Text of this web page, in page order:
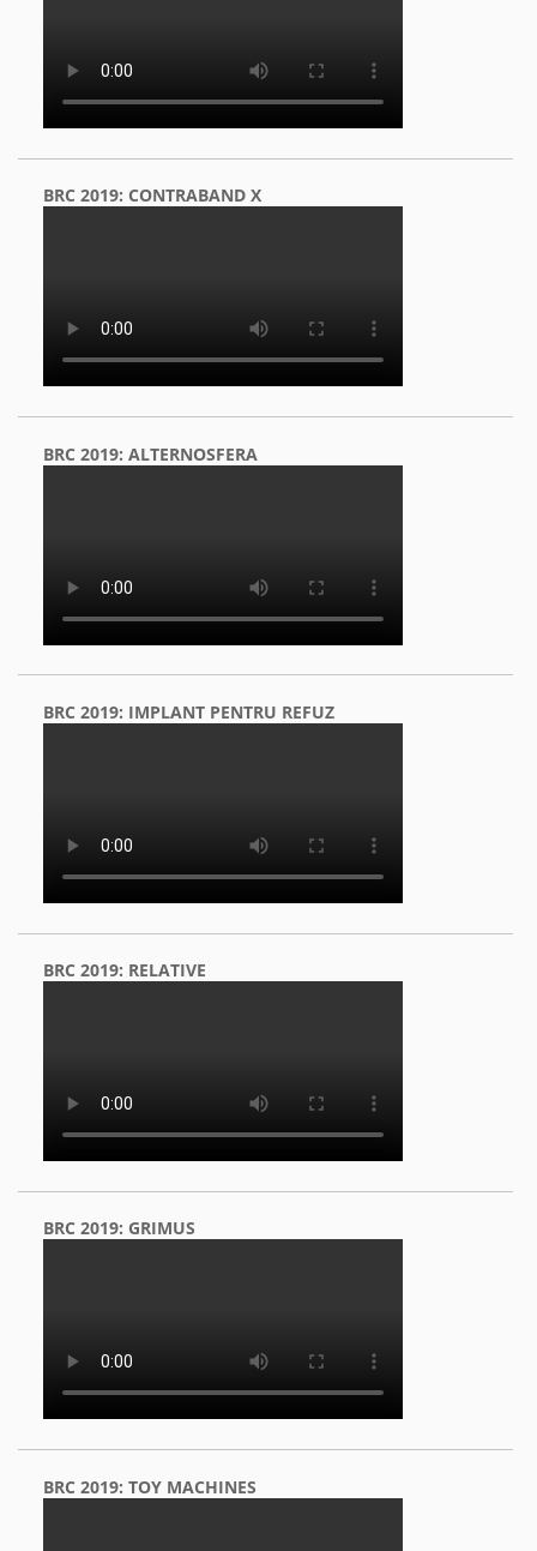
BRC 2019: CONTRABAND X
BRC 2019: ALTERNOSFERA
BRC 2019: IMPLANT PENTRU REFUZ
BRC 2019: RELATIVE
BRC 2019: GRIMUS
BRC 2019: TOY MACHINES